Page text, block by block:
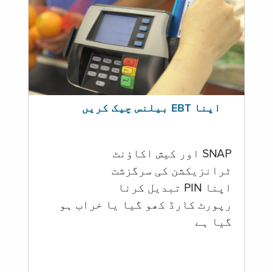
اپنا EBT بیلنس چیک کریں
SNAP اور کیش اکاؤنٹ
ٹرانزیکشن کی سرگزشت
اپنا PIN تبدیل کرنا
رپورٹ کارڈ کھو گیا یا خراب ہو
گيا ہے